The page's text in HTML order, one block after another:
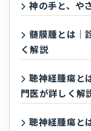
神の手と、や
髄膜腫とは｜
く解説
聴神経腫瘍と
門医が詳しく解
聴神経腫瘍と